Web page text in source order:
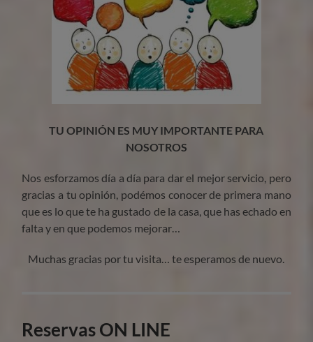
TU OPINIÓN ES MUY IMPORTANTE PARA
NOSOTROS
Nos esforzamos día a día para dar el mejor servicio, pero
gracias a tu opinión, podémos conocer de primera mano
que es lo que te ha gustado de la casa, que has echado en
falta y en que podemos mejorar…
Muchas gracias por tu visita… te esperamos de nuevo.
Reservas ON LINE